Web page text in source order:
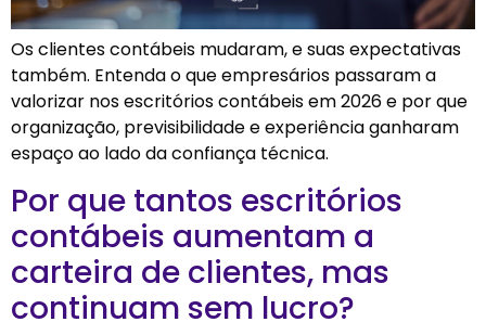
Os clientes contábeis mudaram, e suas expectativas
também. Entenda o que empresários passaram a
valorizar nos escritórios contábeis em 2026 e por que
organização, previsibilidade e experiência ganharam
espaço ao lado da confiança técnica.
Por que tantos escritórios
contábeis aumentam a
carteira de clientes, mas
continuam sem lucro?